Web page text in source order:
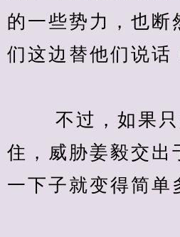
的一些势力，也断
们这边替他们说话
不过，如果只
住，威胁姜毅交出
一下子就变得简